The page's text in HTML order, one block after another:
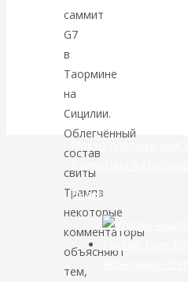
банковской
сфере России
уже начался
саммит
G7
в
Таормине
на
Сицилии.
Облегчённый
состав
свиты
Трампа
некоторые
комментаторы
объясняют
тем,
Видео